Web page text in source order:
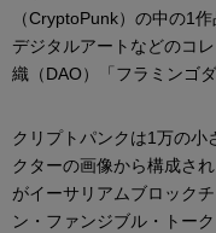
（CryptoPunk）の中の1
デジタルアートなどのコ
織（DAO）「フラミンゴ
クリプトパンクは1万の
クターの画像から構成さ
がイーサリアムブロック
ン・ファンジブル・トー